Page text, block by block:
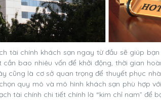
tài chính khách sạn ngay từ đầu sẽ giúp
bao nhiêu vốn để khởi động, thời gian
cũng là cơ sở quan trọng để thuyết phục
quy mô và mô hình khách sạn phù hợp
tài chính chi tiết chính là “kim chỉ nam” để